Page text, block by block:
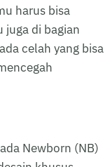
harus bisa
juga di bagian
celah yang bisa
Newborn (NB)